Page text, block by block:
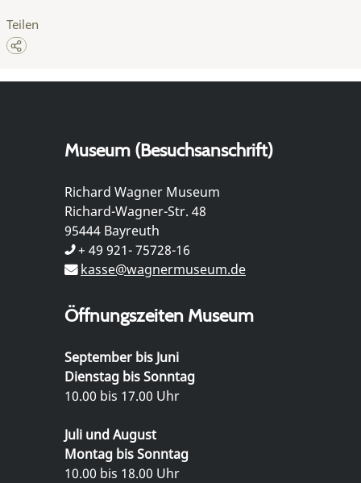
Teilen
Museum (Besuchsanschrift)
Richard Wagner Museum
Richard-Wagner-Str. 48
95444 Bayreuth
+ 49 921- 75728-16
kasse@wagnermuseum.de
Öffnungszeiten Museum
September bis Juni
Dienstag bis Sonntag
10.00 bis 17.00 Uhr
Juli und August
Montag bis Sonntag
10.00 bis 18.00 Uhr